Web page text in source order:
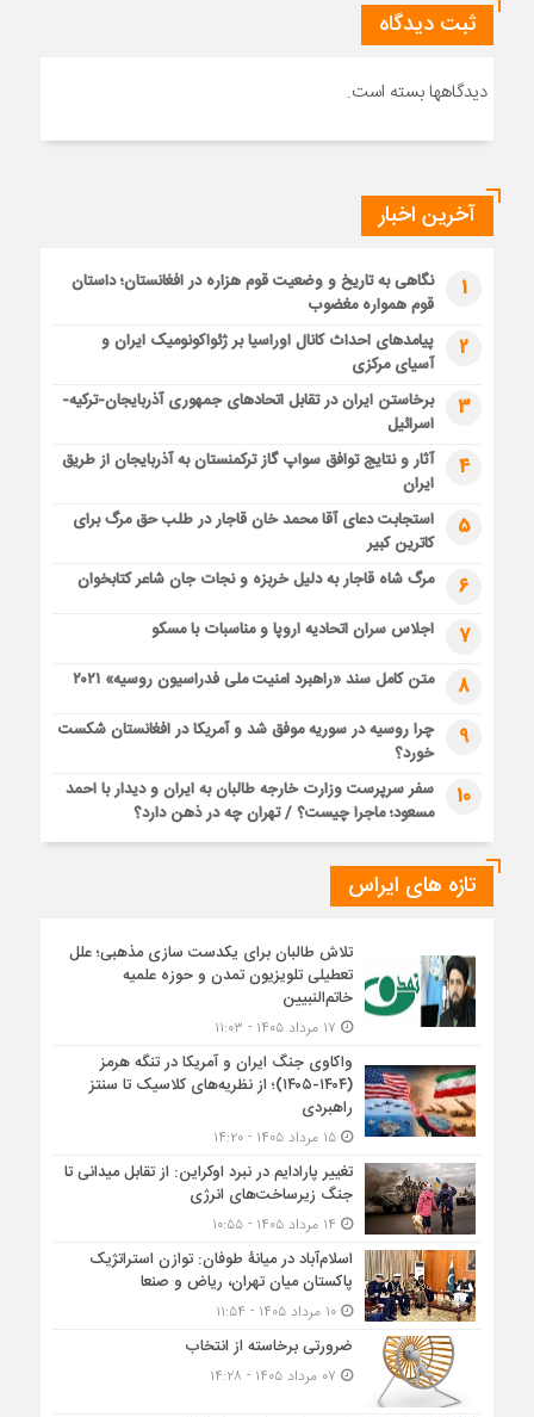
ثبت دیدگاه
دیدگاهها بسته است.
آخرین اخبار
1
نگاهی به تاریخ و وضعیت قوم هزاره در افغانستان؛ داستان
قوم همواره مغضوب
2
پیامدهای احداث کانال اوراسیا بر ژئواکونومیک ایران و
آسیای مرکزی
3
برخاستن ایران در تقابل اتحادهای جمهوری آذربایجان-ترکیه-
اسرائیل
4
آثار و نتایج توافق سواپ گاز ترکمنستان به آذربایجان از طریق
ایران
5
استجابت دعای آقا محمد خان قاجار در طلب حق مرگ برای
کاترین کبیر
6 مرگ شاه قاجار به دلیل خربزه و نجات جان شاعر کتابخوان
7 اجلاس سران اتحادیه اروپا و مناسبات با مسکو
8 متن کامل سند «راهبرد امنیت ملی فدراسیون روسیه» ۲۰۲۱
9
چرا روسیه در سوریه موفق شد و آمریکا در افغانستان شکست
خورد؟
10
سفر سرپرست وزارت خارجه طالبان به ایران و دیدار با احمد
مسعود؛ ماجرا چیست؟ / تهران چه در ذهن دارد؟
تازه های ایراس
تلاش طالبان برای یکدست سازی مذهبی؛ علل
تعطیلی تلویزیون تمدن و حوزه علمیه
خاتم‌النبیین
واکاوی جنگ ایران و آمریکا در تنگه هرمز
(۱۴۰۴-۱۴۰۵)؛ از نظریه‌های کلاسیک تا سنتز
راهبردی
۱۵ مرداد ۱۴۰۵ - ۱۴:۲۰
تغییر پارادایم در نبرد اوکراین: از تقابل میدانی تا
جنگ زیرساخت‌های انرژی
اسلام‌آباد در میانۀ طوفان: توازن استراتژیک
پاکستان میان تهران، ریاض و صنعا
۱۰ مرداد ۱۴۰۵ - ۱۱:۵۴
ضرورتی برخاسته از انتخاب